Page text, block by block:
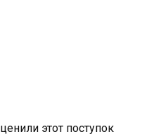
этот поступок